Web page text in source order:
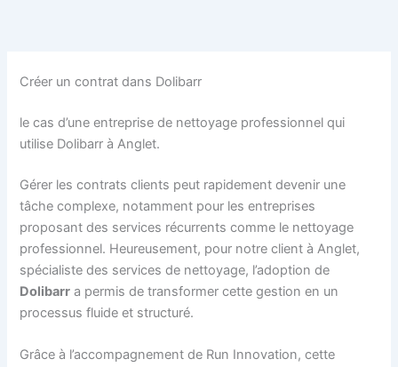
Créer un contrat dans Dolibarr
le cas d’une entreprise de nettoyage professionnel qui
utilise Dolibarr à Anglet.
Gérer les contrats clients peut rapidement devenir une
tâche complexe, notamment pour les entreprises
proposant des services récurrents comme le nettoyage
professionnel. Heureusement, pour notre client à Anglet,
spécialiste des services de nettoyage, l’adoption de
Dolibarr a permis de transformer cette gestion en un
processus fluide et structuré.
Grâce à l’accompagnement de Run Innovation, cette